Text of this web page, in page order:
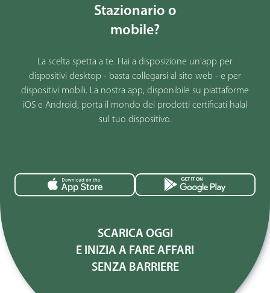
Stazionario o
mobile?
La scelta spetta a te. Hai a disposizione un'app per
dispositivi desktop - basta collegarsi al sito web - e per
dispositivi mobili. La nostra app, disponibile su piattaforme
iOS e Android, porta il mondo dei prodotti certificati halal
sul tuo dispositivo.
SCARICA OGGI
E INIZIA A FARE AFFARI
SENZA BARRIERE